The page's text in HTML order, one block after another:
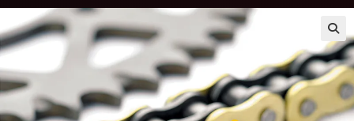
🔍